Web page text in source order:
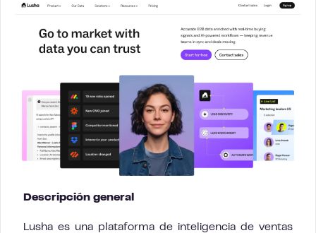
Descripción general
Lusha es una plataforma de inteligencia de ventas